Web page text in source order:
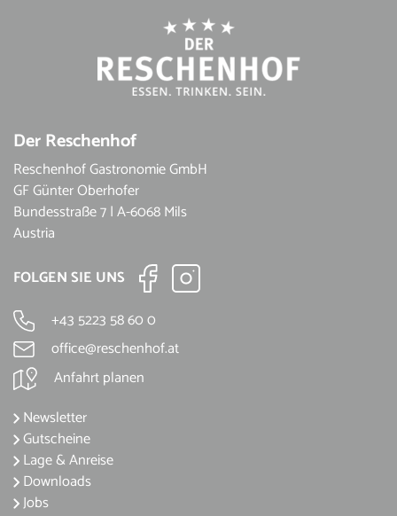
Der Reschenhof
Reschenhof Gastronomie GmbH
GF Günter Oberhofer
Bundesstraße 7 | A-6068 Mils
Austria
FOLGEN SIE UNS
+43 5223 58 60 0
office@reschenhof.at
Anfahrt planen
Newsletter
Gutscheine
Lage & Anreise
Downloads
Jobs